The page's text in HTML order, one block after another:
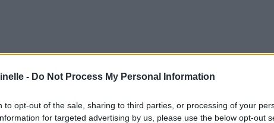
- Do Not Process My Personal Information
to opt-out of the sale, sharing to third parties, or processing of your
for targeted advertising by us, please use the below opt-out